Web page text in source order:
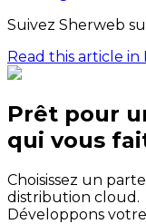
Suivez Sherweb
Read this article in
Prêt pour
qui vous
Choisissez un
distribution cloud.
Développons